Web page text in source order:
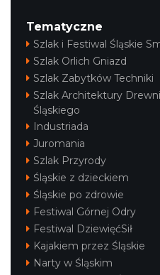
Tematyczne
Szlak i Festiwal Śląskie
Szlak Orlich Gniazd
Szlak Zabytków Techniki
Szlak Architektury
Śląskiego
Industriada
Juromania
Szlak Przyrody
Śląskie z dzieckiem
Śląskie po zdrowie
Festiwal Górnej Odry
Festiwal DziewięćSił
Kajakiem przez Śląskie
Narty w Śląskim